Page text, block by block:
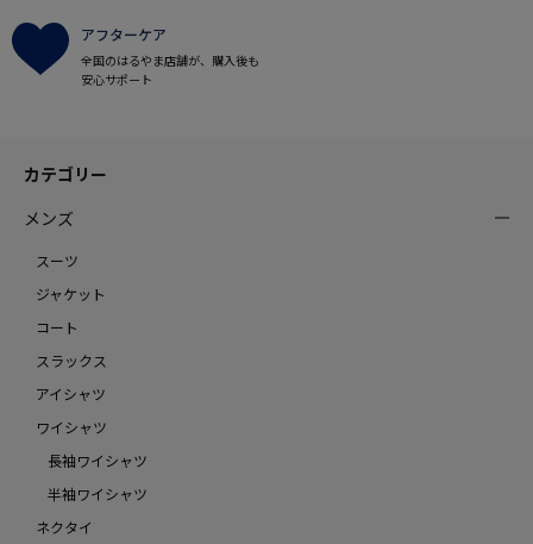
アフターケア
全国のはるやま店舗が、購入後も
安心サポート
カテゴリー
メンズ
スーツ
ジャケット
コート
スラックス
アイシャツ
ワイシャツ
長袖ワイシャツ
半袖ワイシャツ
ネクタイ